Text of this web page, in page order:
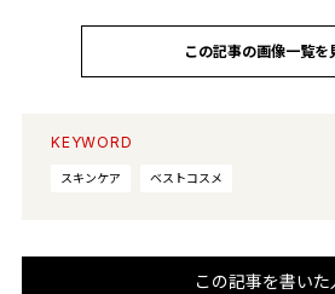
この記事の画像一覧を
KEYWORD
スキンケア
ベストコスメ
この記事を書いた